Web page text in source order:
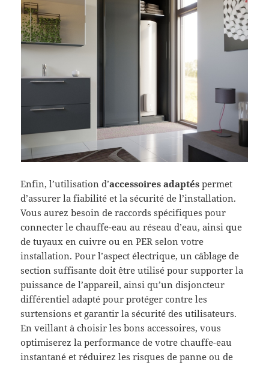
Enfin, l’utilisation d’accessoires adaptés permet
d’assurer la fiabilité et la sécurité de l’installation.
Vous aurez besoin de raccords spécifiques pour
connecter le chauffe-eau au réseau d’eau, ainsi que
de tuyaux en cuivre ou en PER selon votre
installation. Pour l’aspect électrique, un câblage de
section suffisante doit être utilisé pour supporter la
puissance de l’appareil, ainsi qu’un disjoncteur
différentiel adapté pour protéger contre les
surtensions et garantir la sécurité des utilisateurs.
En veillant à choisir les bons accessoires, vous
optimiserez la performance de votre chauffe-eau
instantané et réduirez les risques de panne ou de